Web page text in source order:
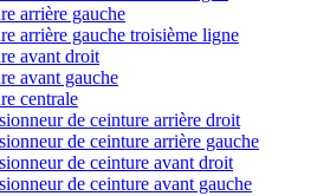
arrière gauche
arrière gauche troisième ligne
avant droit
avant gauche
centrale
de ceinture arrière droit
de ceinture arrière gauche
de ceinture avant droit
de ceinture avant gauche